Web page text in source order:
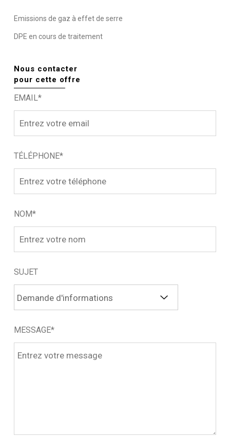
Emissions de gaz à effet de serre
DPE en cours de traitement
Nous contacter
pour cette offre
EMAIL*
TÉLÉPHONE*
NOM*
SUJET
MESSAGE*